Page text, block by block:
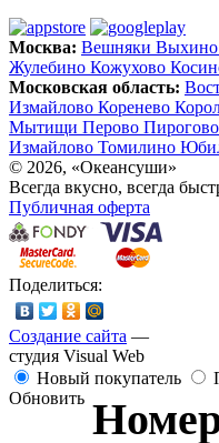
Москва: Вешняки Выхино
Жулебино Кожухово
Московская область:
Измайлово Коренево
Мытищи Перово Пирогово
Измайлово Томилино
© 2026, «Океансуши»
Всегда вкусно, всегда
Публичная оферта
Поделиться:
Создание сайта —
студия Visual Web
Новый покупатель
Обновить